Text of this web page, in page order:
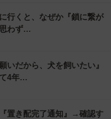
行くと、なぜか『鎖に繋が
わず…
いだから、犬を飼いたい』
4年…
置き配完了通知』→確認す